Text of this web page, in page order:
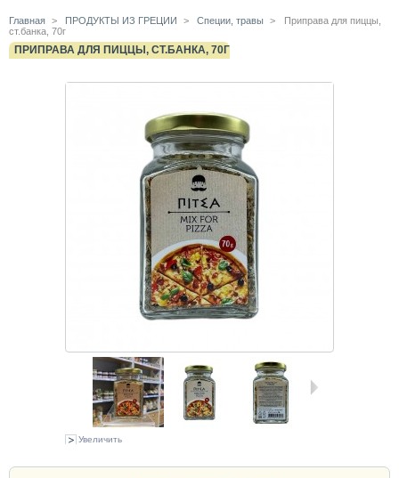
Главная > ПРОДУКТЫ ИЗ ГРЕЦИИ > Специи, травы >
Приправа для пиццы,
ст.банка, 70г
ПРИПРАВА ДЛЯ ПИЦЦЫ, СТ.БАНКА, 70Г
Увеличить